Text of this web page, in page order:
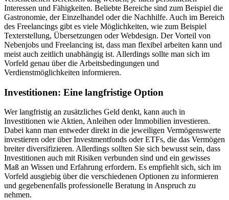
Interessen und Fähigkeiten. Beliebte Bereiche sind zum Beispiel die
Gastronomie, der Einzelhandel oder die Nachhilfe. Auch im Bereich
des Freelancings gibt es viele Möglichkeiten, wie zum Beispiel
Texterstellung, Übersetzungen oder Webdesign. Der Vorteil von
Nebenjobs und Freelancing ist, dass man flexibel arbeiten kann und
meist auch zeitlich unabhängig ist. Allerdings sollte man sich im
Vorfeld genau über die Arbeitsbedingungen und
Verdienstmöglichkeiten informieren.
Investitionen: Eine langfristige Option
Wer langfristig an zusätzliches Geld denkt, kann auch in
Investitionen wie Aktien, Anleihen oder Immobilien investieren.
Dabei kann man entweder direkt in die jeweiligen Vermögenswerte
investieren oder über Investmentfonds oder ETFs, die das Vermögen
breiter diversifizieren. Allerdings sollten Sie sich bewusst sein, dass
Investitionen auch mit Risiken verbunden sind und ein gewisses
Maß an Wissen und Erfahrung erfordern. Es empfiehlt sich, sich im
Vorfeld ausgiebig über die verschiedenen Optionen zu informieren
und gegebenenfalls professionelle Beratung in Anspruch zu
nehmen.